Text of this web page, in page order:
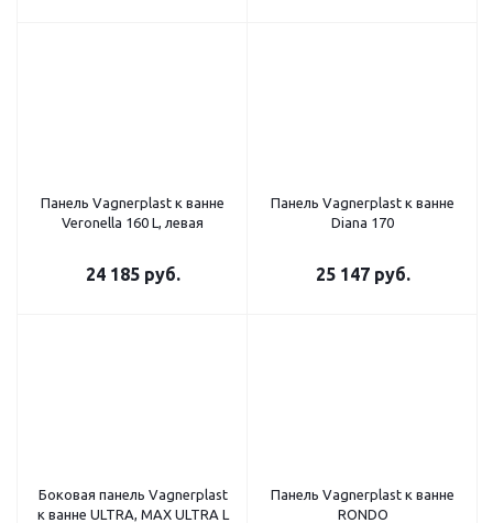
Панель Vagnerplast к ванне
Veronella 160 L, левая
24 185руб.
Панель Vagnerplast к ванне
Diana 170
25 147руб.
Боковая панель Vagnerplast
к ванне ULTRA, MAX ULTRA L
Панель Vagnerplast к ванне
RONDO